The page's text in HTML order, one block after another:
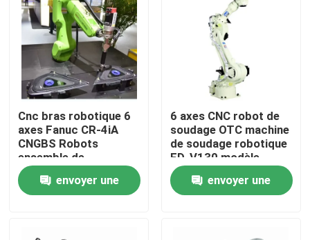
Visite de l'usine
Contrôle de la qualité
Nous contacter
Blog
Demandez un devis
Cnc bras robotique 6
axes Fanuc CR-4iA
CNGBS Robots
ensemble de
vêtements de
collaboration robot
soudage
envoyer une
6 axes CNC robot de
soudage OTC machine
de soudage robotique
FD-V130 modèle
2.139m portée
envoyer une